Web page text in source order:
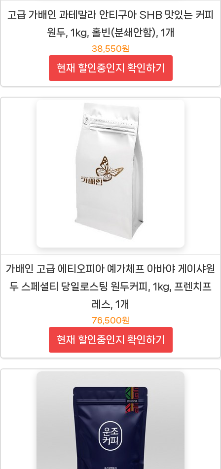
고급 가배인 과테말라 안티구아 SHB 맛있는 커피
원두, 1kg, 홀빈(분쇄안함), 1개
38,550원
현재 할인중인지 확인하기
가배인 고급 에티오피아 예가체프 아바야 게이샤원
두 스페셜티 당일로스팅 원두커피, 1kg, 프렌치프
레스, 1개
76,500원
현재 할인중인지 확인하기